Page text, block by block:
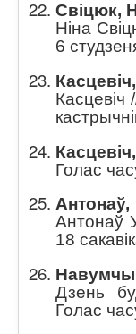
Свіцюк,
Ніна
6
Касцевіч,
Голас
Антонаў
18
Дзень
Голас